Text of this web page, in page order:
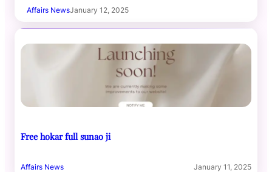
Affairs NewsJanuary 12, 2025
Free hokar full sunao ji
Affairs News January 11, 2025